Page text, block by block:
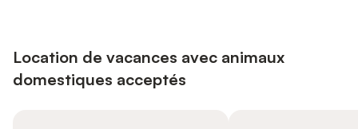
Location de vacances avec animaux
domestiques acceptés